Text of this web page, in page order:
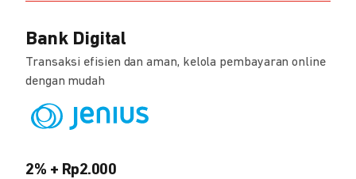
Bank Digital
Transaksi efisien dan aman, kelola pembayaran online
dengan mudah
2% + Rp2.000